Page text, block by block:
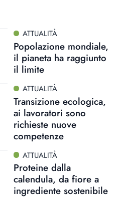
ATTUALITÀ
Popolazione mondiale,
il pianeta ha raggiunto
il limite
ATTUALITÀ
Transizione ecologica,
ai lavoratori sono
richieste nuove
competenze
ATTUALITÀ
Proteine dalla
calendula, da fiore a
ingrediente sostenibile